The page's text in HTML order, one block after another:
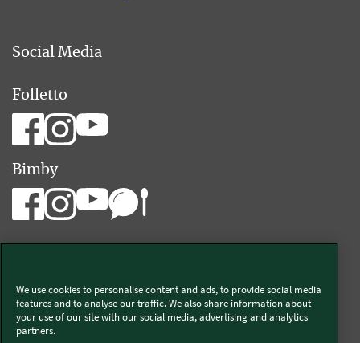
Social Media
Folletto
Bimby
Vorwerk Italia s.a.s. di Vorwerk Management s.r.l.
C.F. e P.Iva 00793630153
We use cookies to personalise content and ads, to provide social media
features and to analyse our traffic. We also share information about
your use of our site with our social media, advertising and analytics
partners.